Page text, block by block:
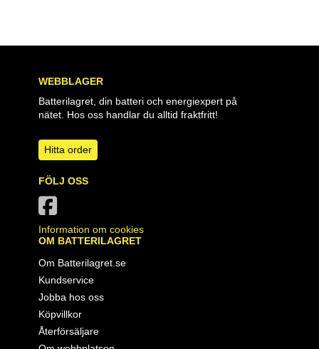
WEBBLAGER
Batterilagret, din batteri och energiexpert på
nätet. Hos oss handlar du alltid fraktfritt!
Hitta order
FÖLJ OSS
Information om cookies
OM BATTERILAGRET
Om Batterilagret.se
Kundservice
Jobba hos oss
Köpvillkor
Återförsäljare